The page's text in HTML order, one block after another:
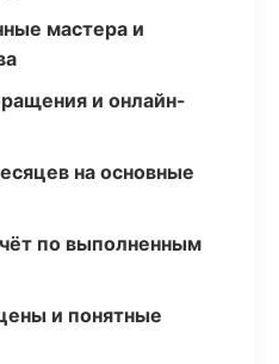
мастера и
и онлайн-
на основные
по выполненным
и понятные